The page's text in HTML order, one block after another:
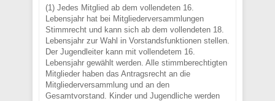
(1) Jedes Mitglied ab dem vollendeten 16.
Lebensjahr hat bei Mitgliederversammlungen
Stimmrecht und kann sich ab dem vollendeten 18.
Lebensjahr zur Wahl in Vorstandsfunktionen stellen.
Der Jugendleiter kann mit vollendetem 16.
Lebensjahr gewählt werden. Alle stimmberechtigten
Mitglieder haben das Antragsrecht an die
Mitgliederversammlung und an den
Gesamtvorstand. Kinder und Jugendliche werden